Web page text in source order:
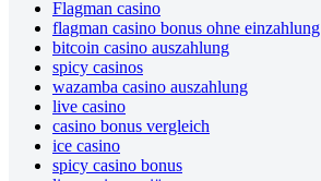
Flagman casino
flagman casino bonus ohne einzahlung
bitcoin casino auszahlung
spicy casinos
wazamba casino auszahlung
live casino
casino bonus vergleich
ice casino
spicy casino bonus